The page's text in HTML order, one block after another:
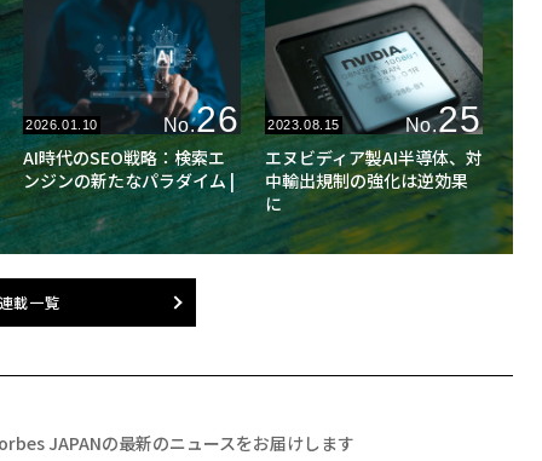
2026.01.10 No.26
AI時代のSEO戦略：検索エ
ンジンの新たなパラダイム |
2023.08.15 No.25
エヌビディア製AI半導体、対
中輸出規制の強化は逆効果
に
載一覧
JAPANの最新のニュースをお届けします